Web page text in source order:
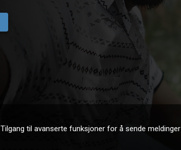
Tilgang til avanserte funksjoner for å sende meldinger